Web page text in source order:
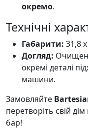
окремо.
Технічні
Габарити: 31,8
Догляд:
окремі деталі
машини.
Замовляйте
перетворіть свій
бар!